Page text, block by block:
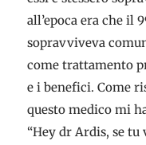
all’epoca era che il
sopravviveva
come trattamento
e i benefici. Come
questo medico mi
“Hey dr Ardis, se tu